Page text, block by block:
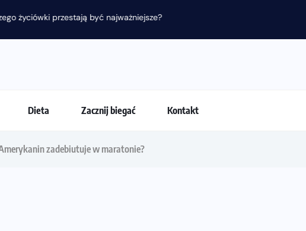
życiówki przestają być najważniejsze?
Dieta Zacznij biegać Kontakt
zadebiutuje w maratonie?